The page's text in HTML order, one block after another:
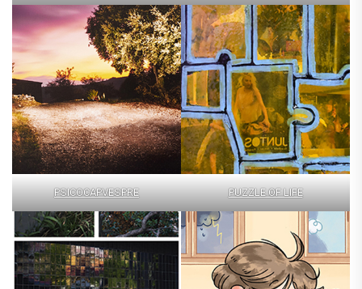
PSICOCAPVESPRE PUZZLE OF LIFE